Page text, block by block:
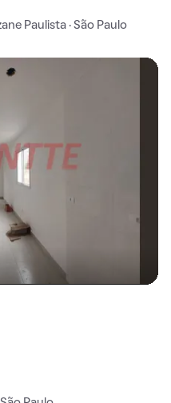
Paulista · São Paulo